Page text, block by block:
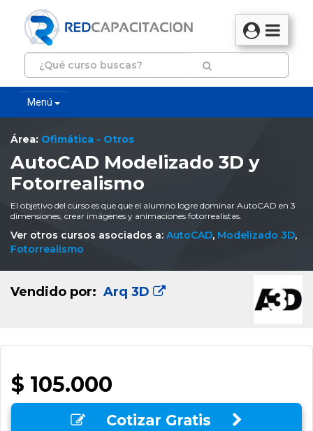
Menú
Área: Ofimática - Otros
AutoCAD Modelizado 3D y
Fotorrealismo
El objetivo del curso es que que el alumno logre dominar AutoCAD en 3
dimensiones, crear imágenes y animaciones fotorrealistas.
Ver otros cursos asociados a: AutoCAD, Modelizado 3D,
Fotorrealismo
Vendido por: Arq 3D
$ 105.000
Cotizar Gratis